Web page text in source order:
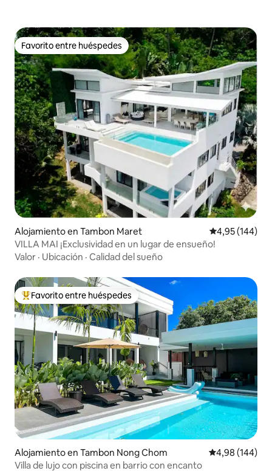
Favorito entre huéspedes
Favorito entre huéspedes
Alojamiento en Tambon Maret Calificación
4,95 (144)
VILLA MAI ¡Exclusividad en un lugar de ensueño!
Valor · Ubicación · Calidad del sueño
Favorito entre los huéspedes más destacados
Favorito entre huéspedes
Alojamiento en Tambon Nong Chom Calificación
4,98 (144)
Villa de lujo con piscina en barrio con encanto